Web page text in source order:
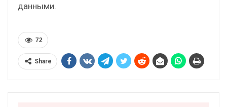
данными.
72
Share